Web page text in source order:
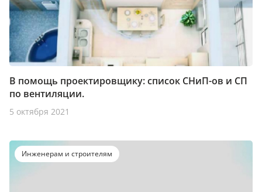
В помощь проектировщику: список СНиП-ов и СП
по вентиляции.
5 октября 2021
Инженерам и строителям